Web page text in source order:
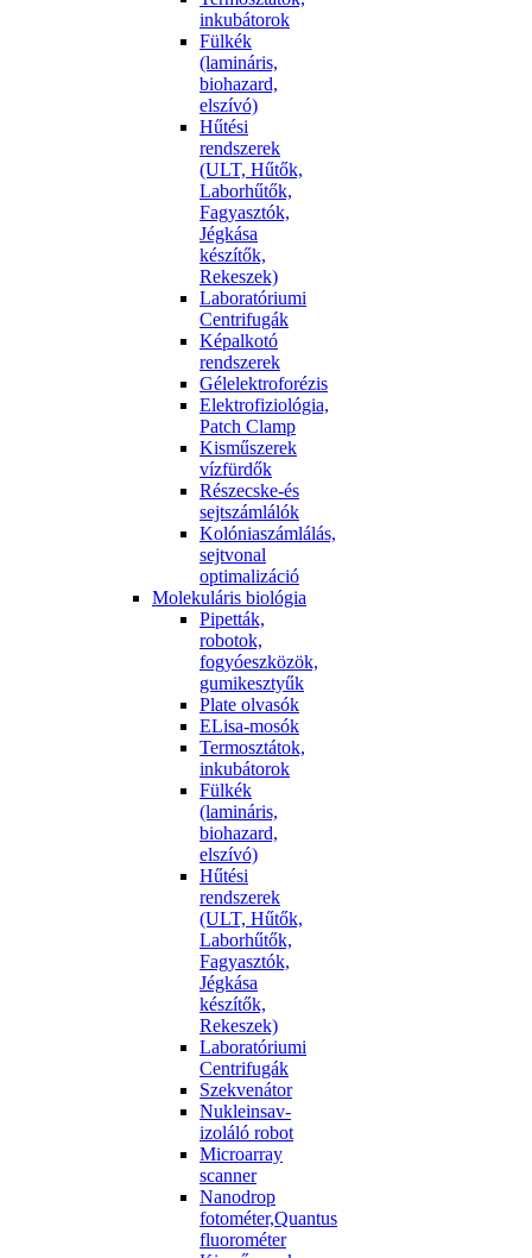
inkubátorok
Fülkék
(lamináris,
biohazard,
elszívó)
Hűtési
rendszerek
(ULT, Hűtők,
Laborhűtők,
Fagyasztók,
Jégkása
készítők,
Rekeszek)
Laboratóriumi
Centrifugák
Képalkotó
rendszerek
Gélelektroforézis
Elektrofiziológia,
Patch Clamp
Kisműszerek
vízfürdők
Részecske-és
sejtszámlálók
Kolóniaszámlálás,
sejtvonal
optimalizáció
Molekuláris biológia
Pipetták,
robotok,
fogyóeszközök,
gumikesztyűk
Plate olvasók
ELisa-mosók
Termosztátok,
inkubátorok
Fülkék
(lamináris,
biohazard,
elszívó)
Hűtési
rendszerek
(ULT, Hűtők,
Laborhűtők,
Fagyasztók,
Jégkása
készítők,
Rekeszek)
Laboratóriumi
Centrifugák
Szekvenátor
Nukleinsav-
izoláló robot
Microarray
scanner
Nanodrop
fotométer,Quantus
fluorométer